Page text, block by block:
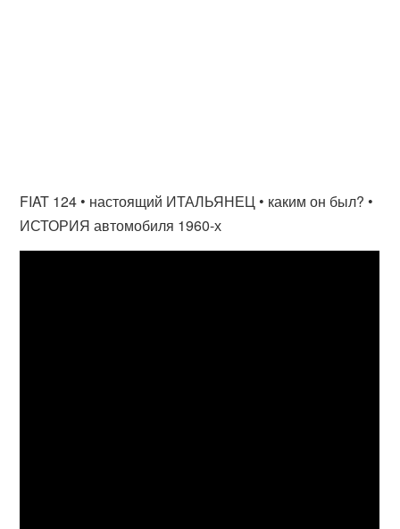
FIAT 124 • настоящий ИТАЛЬЯНЕЦ • каким он был? •
ИСТОРИЯ автомобиля 1960-х